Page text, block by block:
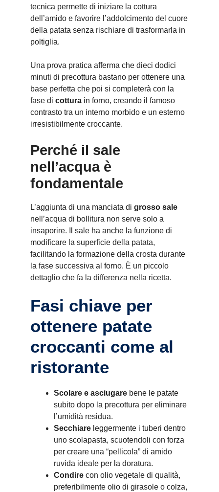
tecnica permette di iniziare la cottura
dell’amido e favorire l’addolcimento del cuore
della patata senza rischiare di trasformarla in
poltiglia.
Una prova pratica afferma che dieci dodici
minuti di precottura bastano per ottenere una
base perfetta che poi si completerà con la
fase di cottura in forno, creando il famoso
contrasto tra un interno morbido e un esterno
irresistibilmente croccante.
Perché il sale
nell’acqua è
fondamentale
L’aggiunta di una manciata di grosso sale
nell’acqua di bollitura non serve solo a
insaporire. Il sale ha anche la funzione di
modificare la superficie della patata,
facilitando la formazione della crosta durante
la fase successiva al forno. È un piccolo
dettaglio che fa la differenza nella ricetta.
Fasi chiave per
ottenere patate
croccanti come al
ristorante
Scolare e asciugare bene le patate
subito dopo la precottura per eliminare
l’umidità residua.
Secchiare leggermente i tuberi dentro
uno scolapasta, scuotendoli con forza
per creare una “pellicola” di amido
ruvida ideale per la doratura.
Condire con olio vegetale di qualità,
preferibilmente olio di girasole o colza,